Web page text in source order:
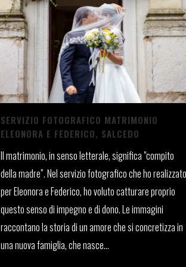
SERVIZIO FOTOGRAFICO MATRIMONIO
ELEONORA E FEDERICO, SALCEDO
Il matrimonio, in senso letterale, significa "compito
della madre”. Nel servizio fotografico che ho realizzato
per Eleonora e Federico, ho voluto catturare proprio
questo senso di impegno e di dono. Le immagini
raccontano la storia di un amore che si concretizza in
una nuova famiglia, che nasce...